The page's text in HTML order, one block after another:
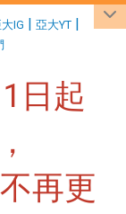
IG | 亞大YT |
日起
再更